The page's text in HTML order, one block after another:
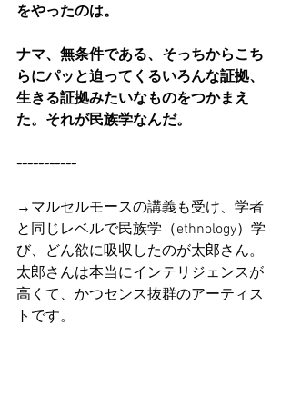
をやったのは。
ナマ、無条件である、そっちからこち
らにパッと迫ってくるいろんな証拠、
生きる証拠みたいなものをつかまえ
た。それが民族学なんだ。
-----------
→マルセルモースの講義も受け、学者
と同じレベルで民族学（ethnology）学
び、どん欲に吸収したのが太郎さん。
太郎さんは本当にインテリジェンスが
高くて、かつセンス抜群のアーティス
トです。